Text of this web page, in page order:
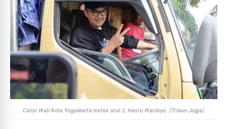
Calon Wali Kota Yogyakarta nomor urut 2, Hasto Wardoyo (Tribun Jogja)